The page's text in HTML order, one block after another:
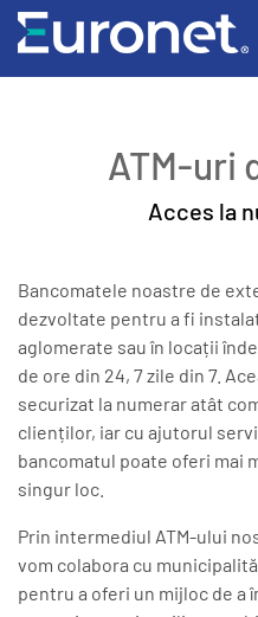
ATM-uri
Acces la
Bancomatele noastre de
dezvoltate pentru a fi
aglomerate sau în locații
de ore din 24, 7 zile din 7.
securizat la numerar atât
clienților, iar cu ajutorul
bancomatul poate oferi
singur loc.
Prin intermediul ATM-ului
vom colabora cu
pentru a oferi un mijloc de a